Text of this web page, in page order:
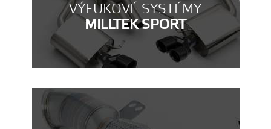
VÝFUKOVÉ SYSTÉMY
MILLTEK SPORT